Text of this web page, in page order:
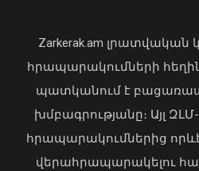
04 Օգոստոս, 2026 19:12
Zarkerak.am
հրապարակումների
պատկանում է
խմբագրությանը։ Այլ
հրապարակումներից
վերահրապարակելու